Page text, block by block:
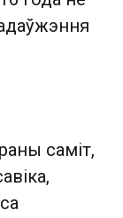
саміт,